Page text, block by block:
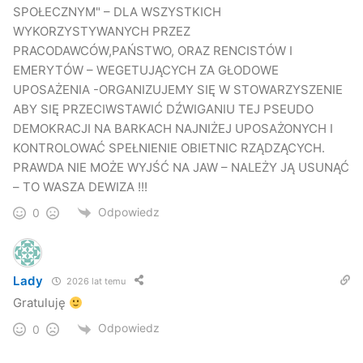
uczestniczyć w uroczystościach.
Lista zaproszonych Jubilatów
Bierówka:
– Hołowicki Józef i Józefa
– Płaza Władysław i Aniela
– Szerląg Mieczysław i Jadwiga
– Szeląg Józef i Helena
– Biernacki Edmund i Józefa
– Betlej Tadeusz i Zofia
– Przebięda Władysław i Zofia
Chrząstówka:
– Zajchowski Tadeusz i Janina
SPOŁECZNYM" – DLA WSZYSTKICH
WYKORZYSTYWANYCH PRZEZ
PRACODAWCÓW,PAŃSTWO, ORAZ RENCISTÓW I
EMERYTÓW – WEGETUJĄCYCH ZA GŁODOWE
UPOSAŻENIA -ORGANIZUJEMY SIĘ W STOWARZYSZENIE
ABY SIĘ PRZECIWSTAWIĆ DŹWIGANIU TEJ PSEUDO
DEMOKRACJI NA BARKACH NAJNIŻEJ UPOSAŻONYCH I
KONTROLOWAĆ SPEŁNIENIE OBIETNIC RZĄDZĄCYCH.
PRAWDA NIE MOŻE WYJŚĆ NA JAW – NALEŻY JĄ USUNĄĆ
– TO WASZA DEWIZA !!!
0 Odpowiedz
Lady 2026 lat temu
Gratuluję
0 Odpowiedz